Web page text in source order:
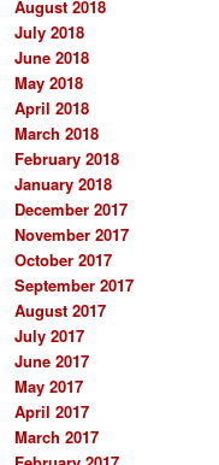
August 2018
July 2018
June 2018
May 2018
April 2018
March 2018
February 2018
January 2018
December 2017
November 2017
October 2017
September 2017
August 2017
July 2017
June 2017
May 2017
April 2017
March 2017